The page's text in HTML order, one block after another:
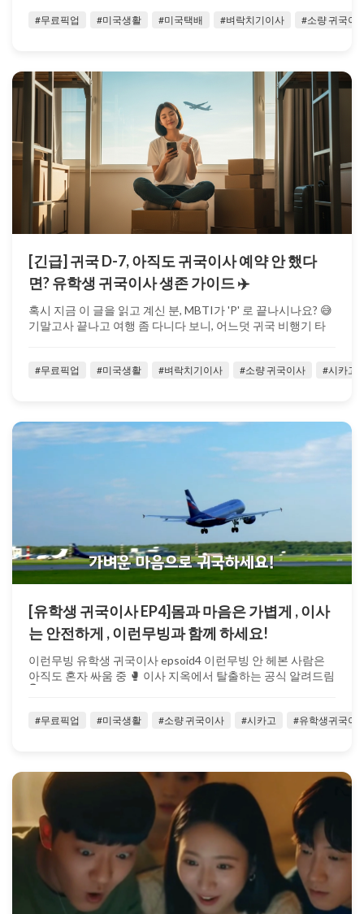
#무료픽업 #미국생활 #미국택배 #벼락치기이사 #소량 귀국이
[긴급] 귀국 D-7, 아직도 귀국이사 예약 안 했다
면? 유학생 귀국이사 생존 가이드 ✈️
혹시 지금 이 글을 읽고 계신 분, MBTI가 'P' 로 끝나시나요? 😅
기말고사 끝나고 여행 좀 다니다 보니, 어느덧 귀국 비행기 타
#무료픽업 #미국생활 #벼락치기이사 #소량 귀국이사 #시카고
[유학생 귀국이사 EP4]몸과 마음은 가볍게 , 이사
는 안전하게 , 이런무빙과 함께 하세요!
이런무빙 유학생 귀국이사 epsoid4 이런무빙 안 헤본 사람은
아직도 혼자 싸움 중 🥊 이사 지옥에서 탈출하는 공식 알려드림
#무료픽업 #미국생활 #소량 귀국이사 #시카고 #유학생귀국이